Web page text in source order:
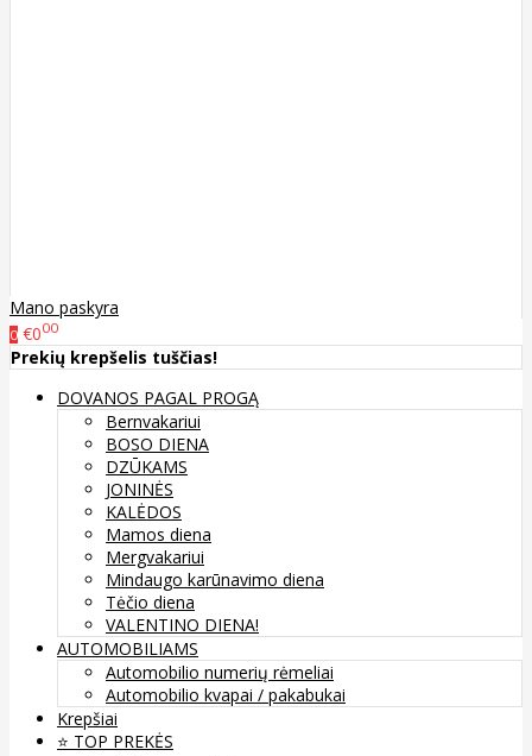
Mano paskyra
0 €000
Prekių krepšelis tuščias!
DOVANOS PAGAL PROGĄ
Bernvakariui
BOSO DIENA
DZŪKAMS
JONINĖS
KALĖDOS
Mamos diena
Mergvakariui
Mindaugo karūnavimo diena
Tėčio diena
VALENTINO DIENA!
AUTOMOBILIAMS
Automobilio numerių rėmeliai
Automobilio kvapai / pakabukai
Krepšiai
⭐️ TOP PREKĖS